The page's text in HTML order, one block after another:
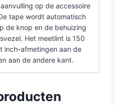
op de accessoire
tape wordt automatisch
de knop en de behuizing
Het meetlint is 150
inch-afmetingen aan de
aan de andere kant.